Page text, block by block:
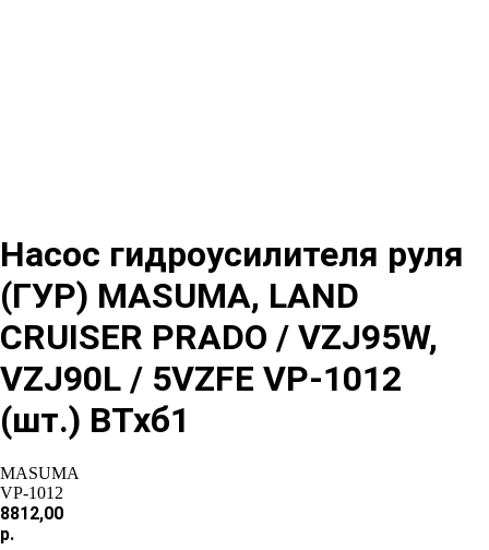
Насос гидроусилителя руля
(ГУР) MASUMA, LAND
CRUISER PRADO / VZJ95W,
VZJ90L / 5VZFE VP-1012
(шт.) ВТхб1
MASUMA
VP-1012
8812,00
р.